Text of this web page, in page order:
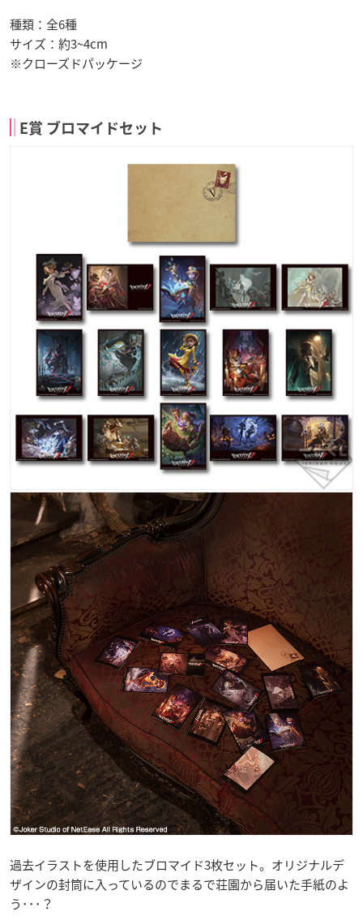
種類：全6種
サイズ：約3~4cm
※クローズドパッケージ
E賞 ブロマイドセット
過去イラストを使用したブロマイド3枚セット。オリジナルデ
ザインの封筒に入っているのでまるで荘園から届いた手紙のよ
う･･･？